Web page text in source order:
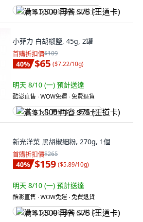
满 $1,500 再省 $75 (王道卡)
小菲力 白胡椒鹽, 45g, 2罐
首購折扣價$109
40% $65 ($7.22/10g)
明天 8/10 (一) 預計送達
酷澎直售 ∙ WOW免運 ∙ 免費退貨
满 $1,500 再省 $75 (王道卡)
新光洋菜 黑胡椒細粉, 270g, 1個
首購折扣價$265
40% $159 ($5.89/10g)
明天 8/10 (一) 預計送達
酷澎直售 ∙ WOW免運 ∙ 免費退貨
满 $1,500 再省 $75 (王道卡)